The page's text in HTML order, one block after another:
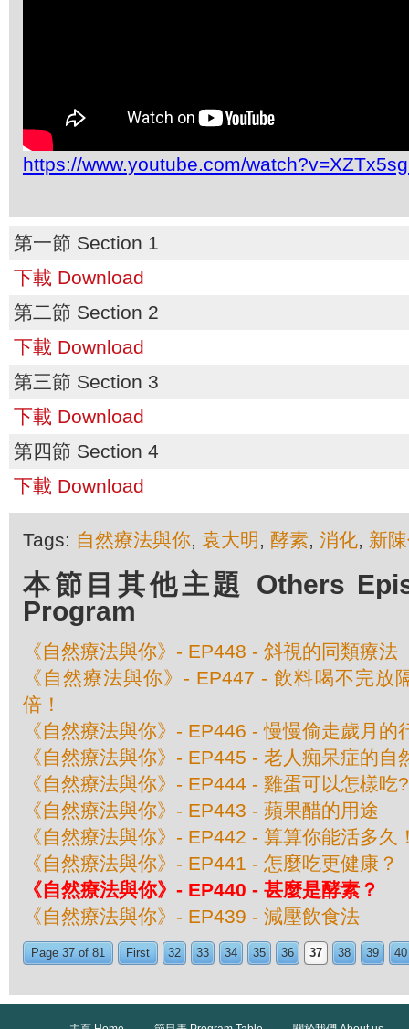
https://www.youtube.com/
第一節 Section 1
下載 Download
第二節 Section 2
下載 Download
第三節 Section 3
下載 Download
第四節 Section 4
下載 Download
Tags: 自然療法與你, 袁大明 , 酵素, 消化, 新
本節目其他主題 Others
Program
《自然療法與你》- EP448 - 斜視的同類療法
《自然療法與你》- EP447 - 飲料喝不完放
倍！
《自然療法與你》- EP446 - 慢慢偷走歲月的
《自然療法與你》- EP445 - 老人痴呆症的自
《自然療法與你》- EP444 - 雞蛋可以怎樣吃?
《自然療法與你》- EP443 - 蘋果醋的用途
《自然療法與你》- EP442 - 算算你能活多久
《自然療法與你》- EP441 - 怎麼吃更健康？
《自然療法與你》- EP440 - 甚麼是酵素？
《自然療法與你》- EP439 - 減壓飲食法
Page 37 of 81 First 32 33 34 35 36 37 38 39 40